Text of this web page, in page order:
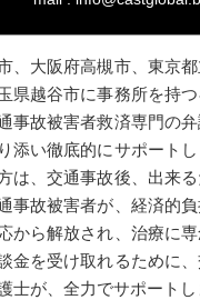
、大阪府高槻市、東京
県越谷市に事務所を持
事故被害者救済専門の
添い徹底的にサポート
は、交通事故後、出来
事故被害者が、経済的
から解放され、治療に
金を受け取れるために
士が、全力でサポートし